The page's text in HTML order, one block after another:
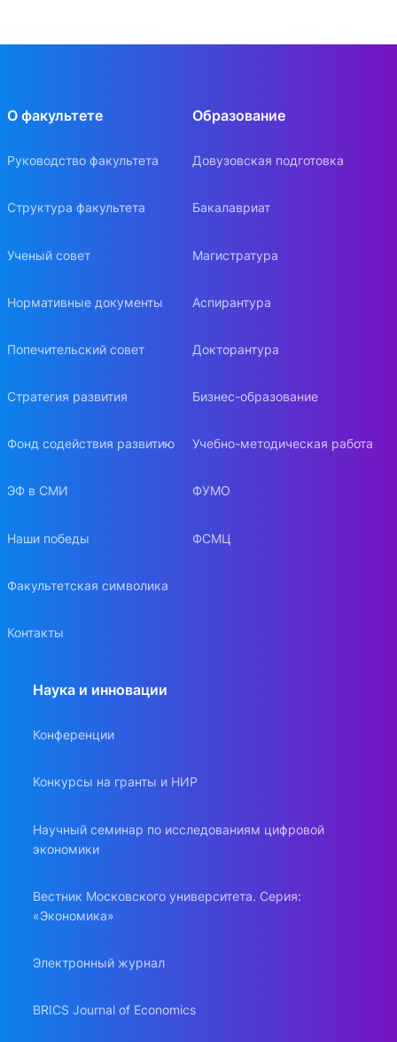
О факультете
Руководство факультета
Структура факультета
Ученый совет
Нормативные документы
Попечительский совет
Стратегия развития
Фонд содействия развитию
ЭФ в СМИ
Наши победы
Факультетская символика
Контакты
Образование
Довузовская подготовка
Бакалавриат
Магистратура
Аспирантура
Докторантура
Бизнес-образование
Учебно-методическая работа
ФУМО
ФСМЦ
Наука и инновации
Конференции
Конкурсы на гранты и НИР
Научный семинар по исследованиям цифровой
экономики
Вестник Московского университета. Серия:
«Экономика»
Электронный журнал
BRICS Journal of Economics